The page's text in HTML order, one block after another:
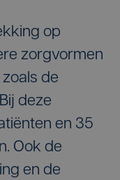
op
zorgvormen
de
deze
en 35
Ook de
en de